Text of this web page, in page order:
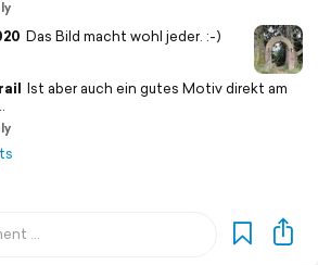
Das Bild macht wohl jeder. :-)
Ist aber auch ein gutes Motiv direkt am